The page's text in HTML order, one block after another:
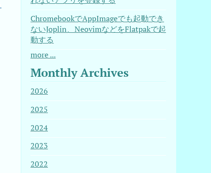
ChromebookでAppImageでも起動でき
ないJoplin、NeovimなどをFlatpakで起
動する
more ...
Monthly Archives
2026
2025
2024
2023
2022